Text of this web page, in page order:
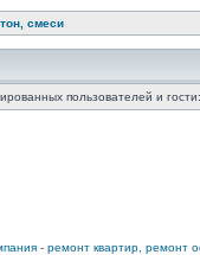
смеси
пользователей и
- ремонт квартир, ремонт